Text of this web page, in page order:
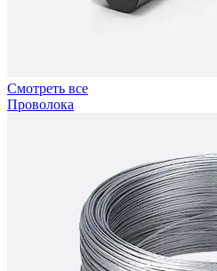
Смотреть все
Проволока